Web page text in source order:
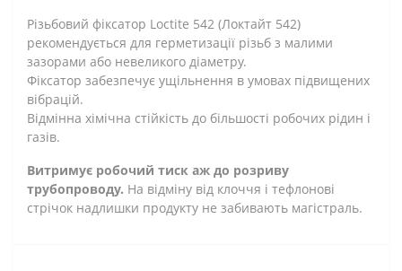
Різьбовий фіксатор Loctite 542 (Локтайт 542)
рекомендується для герметизації різьб з малими
зазорами або невеликого діаметру.
Фіксатор забезпечує ущільнення в умовах підвищених
вібрацій.
Відмінна хімічна стійкість до більшості робочих рідин і
газів.
Витримує робочий тиск аж до розриву
трубопроводу. На відміну від клоччя і тефлонові
стрічок надлишки продукту не забивають магістраль.